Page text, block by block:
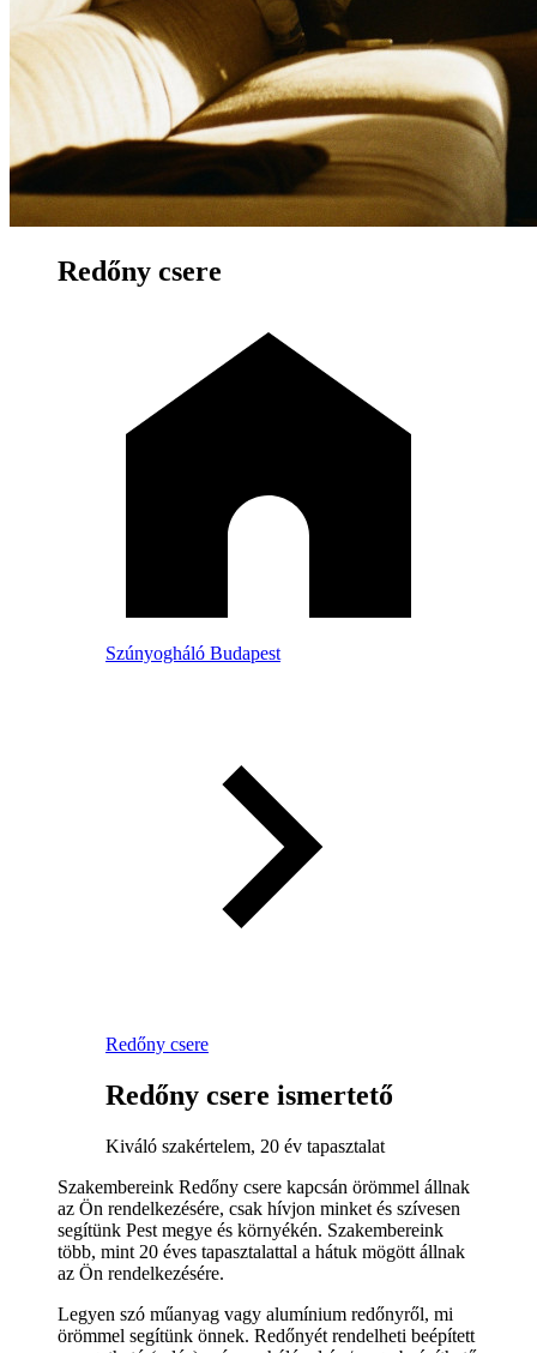
Redőny csere
Szúnyogháló Budapest
Redőny csere
Redőny csere ismertető
Kiváló szakértelem, 20 év tapasztalat
Szakembereink Redőny csere kapcsán örömmel állnak
az Ön rendelkezésére, csak hívjon minket és szívesen
segítünk Pest megye és környékén. Szakembereink
több, mint 20 éves tapasztalattal a hátuk mögött állnak
az Ön rendelkezésére.
Legyen szó műanyag vagy alumínium redőnyről, mi
örömmel segítünk önnek. Redőnyét rendelheti beépített